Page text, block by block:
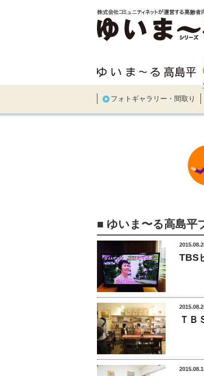
フォトギャラリー・間取り
■ ゆいま〜る高島平
TBS
ＴＢ